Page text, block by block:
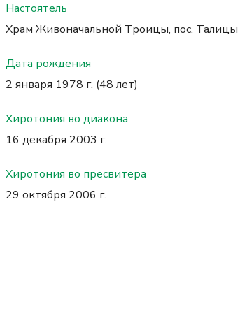
Настоятель
Храм Живоначальной Троицы, пос. Талицы
Дата рождения
2 января 1978 г. (48 лет)
Хиротония во диакона
16 декабря 2003 г.
Хиротония во пресвитера
29 октября 2006 г.